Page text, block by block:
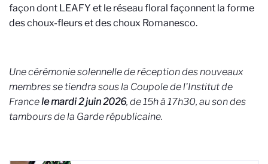
façon dont LEAFY et le réseau floral façonnent la forme
des choux-fleurs et des choux Romanesco.
Une cérémonie solennelle de réception des nouveaux
membres se tiendra sous la Coupole de l'Institut de
Francele mardi 2 juin 2026, de 15h à 17h30, au son des
tambours de la Garde républicaine.